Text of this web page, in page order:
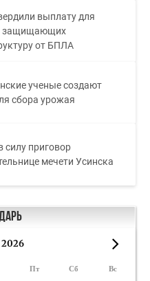
выплату для
защищающих
от БПЛА
ученые создают
сбора урожая
силу приговор
мечети Усинска
2026
Пт Сб Вс